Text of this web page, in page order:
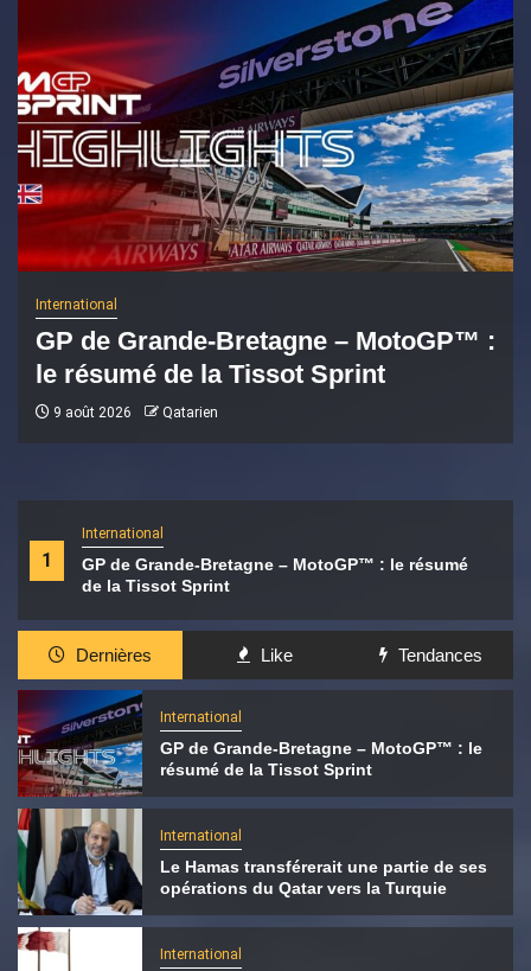
1
International
GP de Grande-Bretagne – MotoGP™ : le résumé
de la Tissot Sprint
International
GP de Grande-Bretagne – MotoGP™ :
le résumé de la Tissot Sprint
9 août 2026 Qatarien
Dernières Like Tendances
International
GP de Grande-Bretagne – MotoGP™ : le
résumé de la Tissot Sprint
International
Le Hamas transférerait une partie de ses
opérations du Qatar vers la Turquie
International